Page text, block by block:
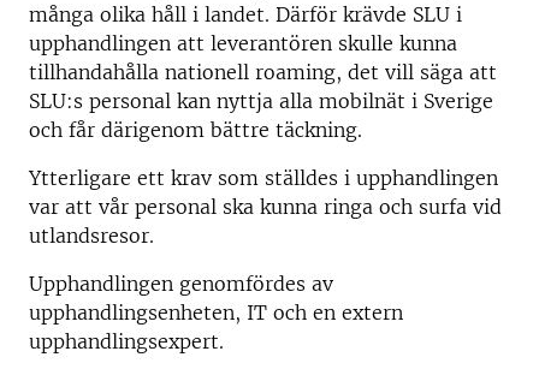
många olika håll i landet. Därför krävde SLU i
upphandlingen att leverantören skulle kunna
tillhandahålla nationell roaming, det vill säga att
SLU:s personal kan nyttja alla mobilnät i Sverige
och får därigenom bättre täckning.
Ytterligare ett krav som ställdes i upphandlingen
var att vår personal ska kunna ringa och surfa vid
utlandsresor.
Upphandlingen genomfördes av
upphandlingsenheten, IT och en extern
upphandlingsexpert.